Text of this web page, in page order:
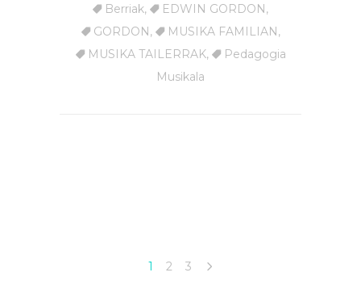
Berriak, EDWIN GORDON,
GORDON, MUSIKA FAMILIAN,
MUSIKA TAILERRAK,
Pedagogia
Musikala
1 2 3